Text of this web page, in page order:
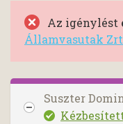
Az igénylést
Államvasutak
Suszter